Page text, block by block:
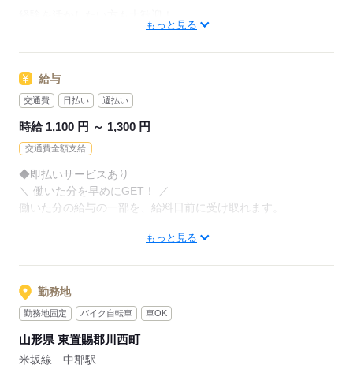
●部品の組み立て・加工 など
アナタの希望に合ったお仕事を
お探しします！
「自宅の近く」「座り作業」など
なんでもご相談ください。
まずはお気軽にご応募ください。
応募する
お持ちの免許・資格を活かした
20代～50代と幅広い年齢の方が、
様々な職場で活躍中です！
もっと見る
給与
交通費 日払い 週払い
時給 1,100 円 ～ 1,300 円
交通費全額支給
◆即払いサービスあり
＼ 働いた分を早めにGET！ ／
働いた分の給与の一部を、給料日前に受け取れます。
※最短5日後から受け取り可能
※給与は原則【月末締め／翌月25日払い】
※当社規定あり
◆深夜手当アリ
もっと見る
勤務地
勤務地固定 バイク自転車 車OK
山形県 東置賜郡川西町
米坂線 中郡駅